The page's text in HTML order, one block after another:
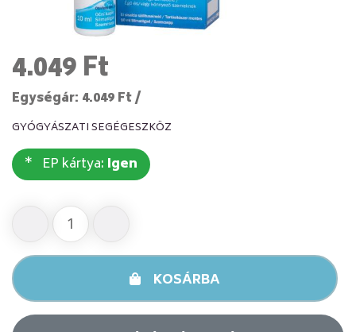
4.049 Ft
Egységár: 4.049 Ft /
GYÓGYÁSZATI SEGÉGESZKÖZ
EP kártya: Igen
KOSÁRBA